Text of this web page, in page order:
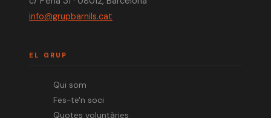
info@grupbarnils.cat
EL GRUP
Qui som
Fes-te'n soci
Quotes voluntàries